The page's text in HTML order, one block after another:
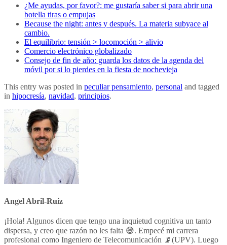
¿Me ayudas, por favor?: me gustaría saber si para abrir una
botella tiras o empujas
Because the night: antes y después. La materia subyace al
cambio.
El equilibrio: tensión > locomoción > alivio
Comercio electrónico globalizado
Consejo de fin de año: guarda los datos de la agenda del
móvil por si lo pierdes en la fiesta de nochevieja
This entry was posted in peculiar pensamiento, personal and tagged
in hipocresía, navidad, principios.
Angel Abril-Ruiz
¡Hola! Algunos dicen que tengo una inquietud cognitiva un tanto
dispersa, y creo que razón no les falta 😅. Empecé mi carrera
profesional como Ingeniero de Telecomunicación 📡(UPV). Luego